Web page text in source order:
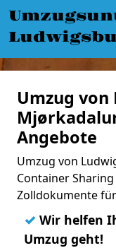
Umzug
Angebote
Umzug von
Container
Zolldokumente
✓ Wir helfen
Umzug geht!